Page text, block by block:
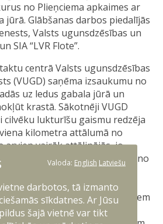
no Plieņciema apkaimes ar
jūrā. Glābšanas darbos piedalījās
Valsts ugunsdzēsības un
SIA “LVR Flote”.
centrā Valsts ugunsdzēsības
(VUGD) saņēma izsaukumu no
uz ledus gabala jūrā un
krastā. Sākotnēji VUGD
cilvēku lukturīšu gaismu redzēja
kilometra attālumā no
arvien vairāk attālinājās, jo
tika nests arvien tālāk prom no
liecināja, ka starp
plaisa un atstatums
Ugunsdzēsēji glābēji ar cilvēkiem
lai sekotu līdzi viņu
Valoda: English Latviešu
darbotos, tā izmanto
sīkdatnes. Ar Jūsu
šajā vietnē var tikt